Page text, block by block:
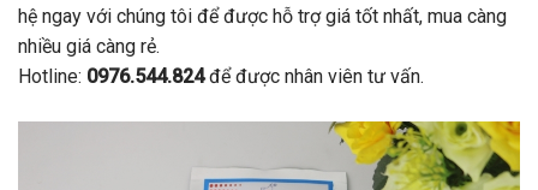
hệ ngay với chúng tôi để được hỗ trợ giá tốt nhất, mua càng
nhiều giá càng rẻ.
Hotline: 0976.544.824để được nhân viên tư vấn.